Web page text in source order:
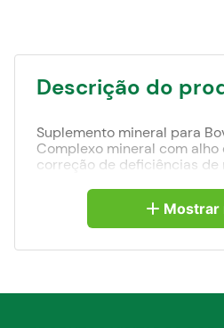
Descrição do
Suplemento mineral para
Complexo mineral com
correção de deficiências de
Melhora a conversão
o aumento da produção.
Atua também como um
Sobre
Mostrar